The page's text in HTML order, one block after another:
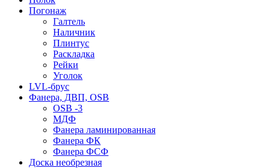
Погонаж
Галтель
Наличник
Плинтус
Раскладка
Рейки
Уголок
LVL-брус
Фанера, ДВП, OSB
OSB -3
МДФ
Фанера ламинированная
Фанера ФК
Фанера ФСФ
Доска необрезная